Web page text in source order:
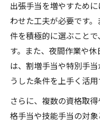
出張手当を増やすため
わせた工夫が必要です
件を積極的に選ぶこと
す。また、夜間作業や
は、割増手当や特別手
うした条件を上手く活用
さらに、複数の資格取
格手当や技能手当の対